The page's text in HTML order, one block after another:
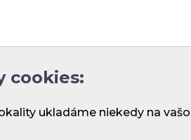
cookies:
ukladáme niekedy na